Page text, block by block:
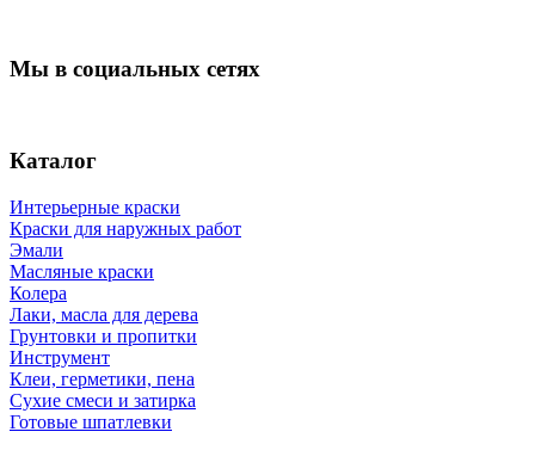
Мы в социальных сетях
Каталог
Интерьерные краски
Краски для наружных работ
Эмали
Масляные краски
Колера
Лаки, масла для дерева
Грунтовки и пропитки
Инструмент
Клеи, герметики, пена
Сухие смеси и затирка
Готовые шпатлевки